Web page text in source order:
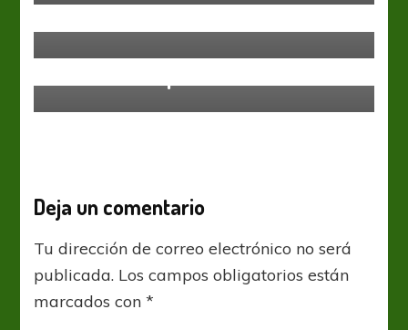
Deja un comentario
Tu dirección de correo electrónico no será
publicada. Los campos obligatorios están
marcados con*